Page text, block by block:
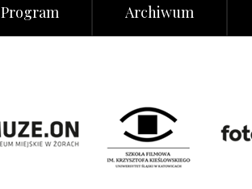
Program Archiwum